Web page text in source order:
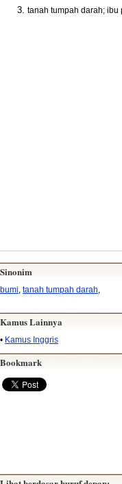
tanah tumpah darah; ibu
Sinonim
bumi tanah tumpah darah
Kamus Lainnya
• Kamus Inggris
Bookmark